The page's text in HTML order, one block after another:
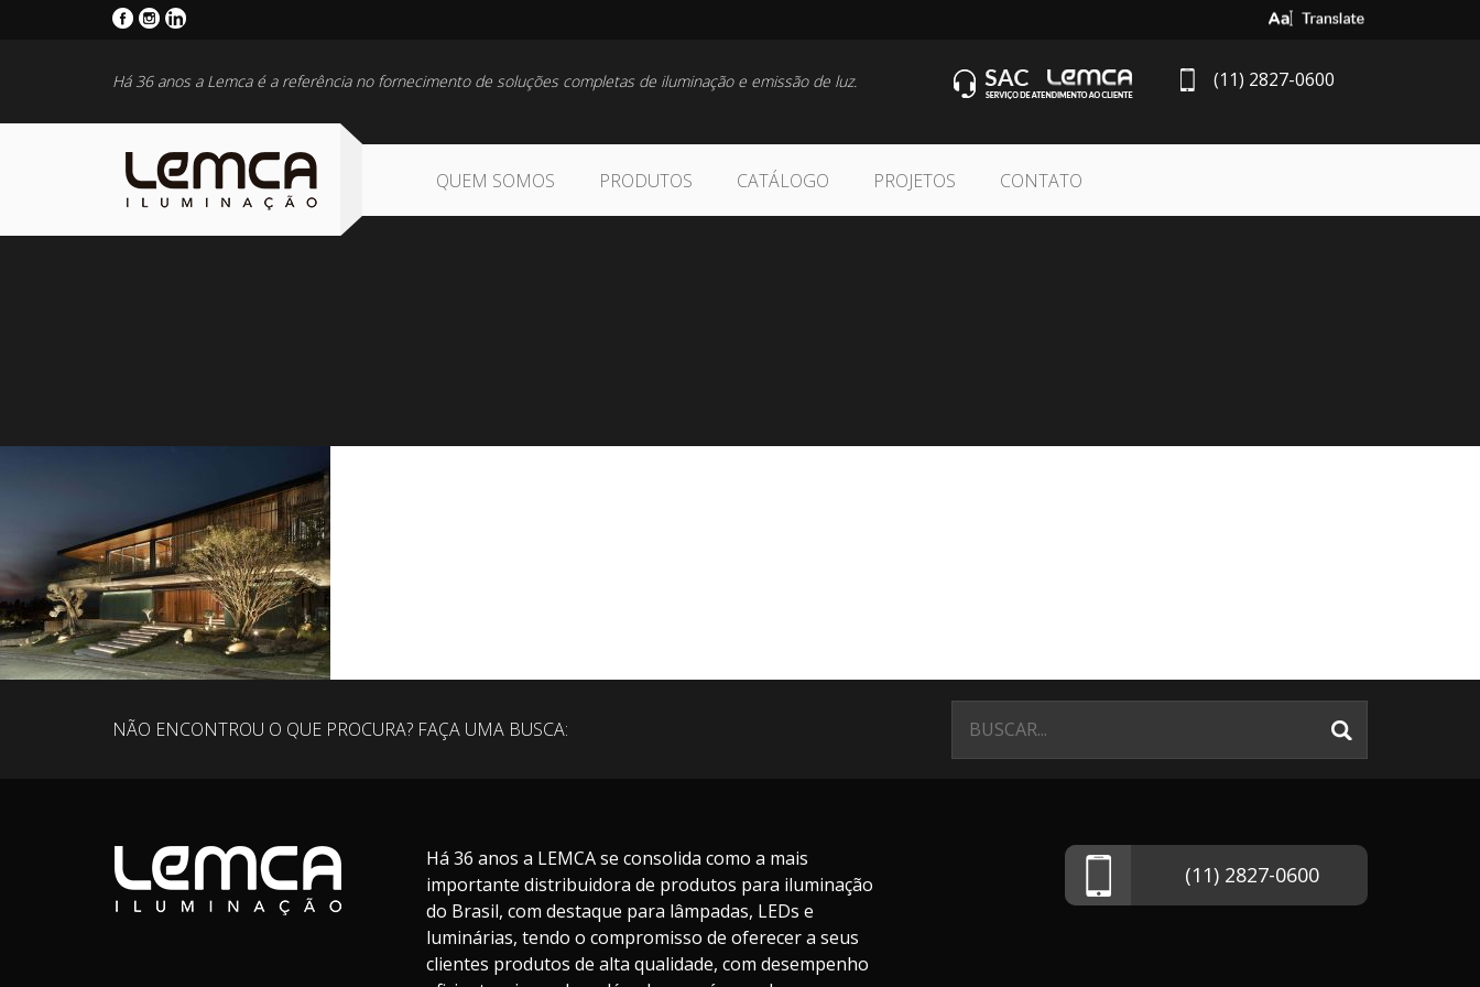
Select Language
Há 36 anos a Lemca é a referência no fornecimento de soluções completas de iluminação e emissão de luz. (11) 2827-0600
QUEM SOMOS PRODUTOS CATÁLOGO PROJETOS CONTATO
NÃO ENCONTROU O QUE PROCURA? FAÇA UMA BUSCA:
Há 36 anos a LEMCA se consolida como a mais
importante distribuidora de produtos para iluminação
do Brasil, com destaque para lâmpadas, LEDs e
luminárias, tendo o compromisso de oferecer a seus
clientes produtos de alta qualidade, com desempenho
(11) 2827-0600